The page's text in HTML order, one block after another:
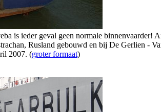
is ieder geval geen normale binnenvaarder!
Rusland gebouwd en bij De Gerlien -
2007. (groter formaat)